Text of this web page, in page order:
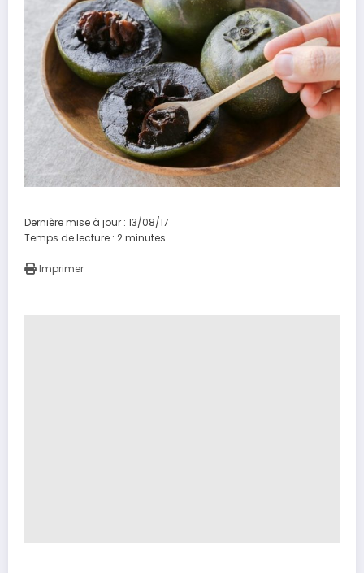
Dernière mise à jour : 13/08/17
Temps de lecture : 2minutes
Imprimer